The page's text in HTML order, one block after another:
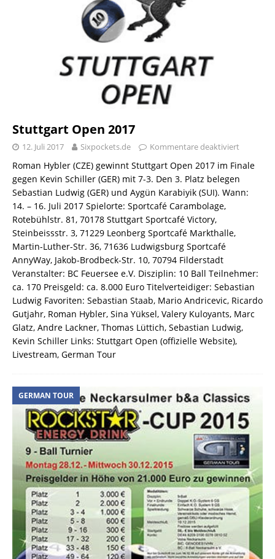
Stuttgart Open 2017
12. Juli 2017 Sixpockets.de Kommentare deaktiviert
Roman Hybler (CZE) gewinnt Stuttgart Open 2017 im Finale
gegen Kevin Schiller (GER) mit 7-3. Den 3. Platz belegen
Sebastian Ludwig (GER) und Aygün Karabiyik (SUI). Wann:
14. – 16. Juli 2017 Spielorte: Sportcafé Carambolage,
Rotebühlstr. 81, 70178 Stuttgart Sportcafé Victory,
Steinbeissstr. 3, 71229 Leonberg Sportcafé Markthalle,
Martin-Luther-Str. 36, 71636 Ludwigsburg Sportcafé
AnnyWay, Jakob-Brodbeck-Str. 10, 70794 Filderstadt
Veranstalter: BC Feuersee e.V. Disziplin: 10 Ball Teilnehmer:
ca. 170 Preisgeld: ca. 8.000 Euro Titelverteidiger: Sebastian
Ludwig Favoriten: Sebastian Staab, Mario Andricevic, Ricardo
Gutjahr, Roman Hybler, Sina Yüksel, Valery Kuloyants, Marc
Glatz, Andre Lackner, Thomas Lüttich, Sebastian Ludwig,
Kevin Schiller Links: Stuttgart Open (offizielle Website),
Livestream, German Tour
GERMAN TOUR